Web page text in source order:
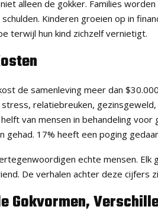
alleen de gokker. Families
Kinderen groeien op in
terwijl hun kind zichzelf vernietigt.
de samenleving meer dan
relatiebreuken,
van mensen in behandeling
gehad. 17% heeft een poging
echte mensen. Elk
De verhalen achter deze cijfers
Gokvormen,